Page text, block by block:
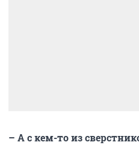
– А с кем-то из